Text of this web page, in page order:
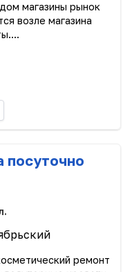
магазины рынок
возле магазина
посуточно
ремонт